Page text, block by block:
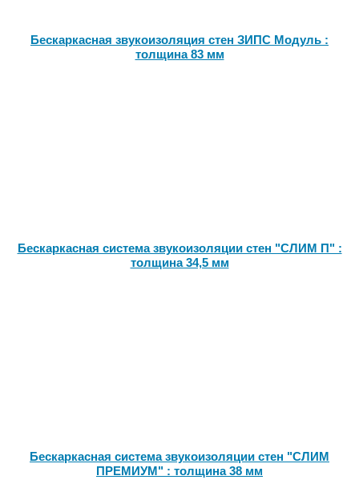
Бескаркасная звукоизоляция стен ЗИПС Модуль :
толщина 83 мм
Бескаркасная система звукоизоляции стен "СЛИМ П" :
толщина 34,5 мм
Бескаркасная система звукоизоляции стен "СЛИМ
ПРЕМИУМ" : толщина 38 мм